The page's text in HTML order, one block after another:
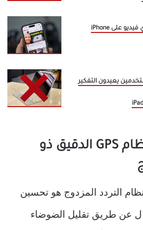
طريقة حفظ الصوت من أي فيديو على iPhone
يعيدون التفكير
كيف يعمل نظام GPS الدقيق ذو
التردد المزدوج هو تحسين
عن طريق تقليل الضوضاء